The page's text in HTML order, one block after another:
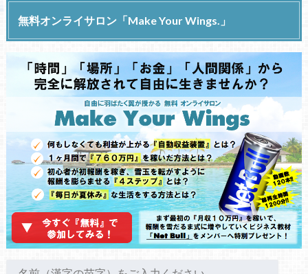
無料オンライサロン「Make Your Wings.」